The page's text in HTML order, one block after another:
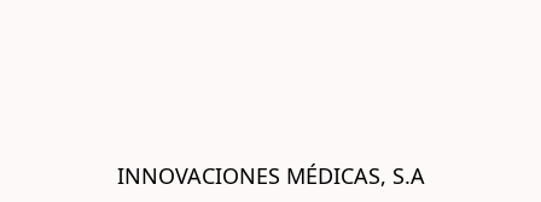
INNOVACIONES MÉDICAS, S.A